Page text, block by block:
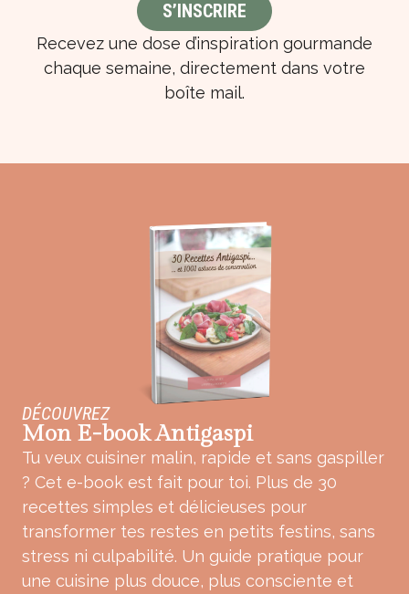
Recevez une dose d’inspiration gourmande
chaque semaine, directement dans votre
boîte mail.
DÉCOUVREZ
Mon E-book Antigaspi
Tu veux cuisiner malin, rapide et sans gaspiller
? Cet e-book est fait pour toi. Plus de 30
recettes simples et délicieuses pour
transformer tes restes en petits festins, sans
stress ni culpabilité. Un guide pratique pour
une cuisine plus douce, plus consciente et